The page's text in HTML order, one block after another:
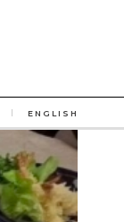
ENGLISH